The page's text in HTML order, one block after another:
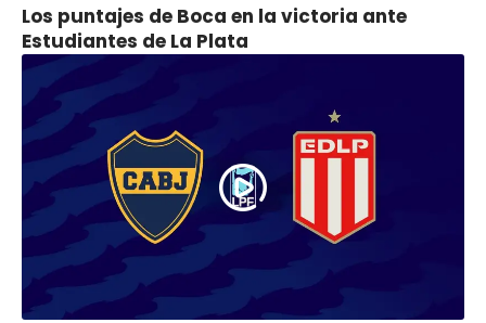
Los puntajes de Boca en la victoria ante
Estudiantes de La Plata